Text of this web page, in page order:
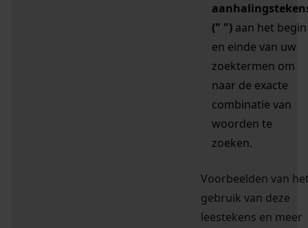
(" ") aan het begin
en einde van uw
zoektermen om
naar de exacte
combinatie van
woorden te
zoeken.
Voorbeelden van
gebruik van deze
leestekens en meer